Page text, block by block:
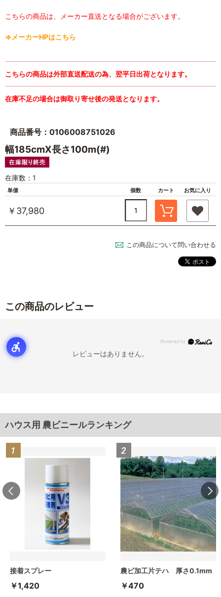
こちらの商品は、メーカー直送となる場合がございます。
⇒メーカーHPはこちら
こちらの商品は外部直送配送の為、翌平日出荷となります。
在庫不足の場合は御取り寄せ後の発送となります。
商品番号：0106008751026
幅185cmX長さ100m(#)
在庫数：1
単価 個数 カート お気に入り
￥37,980
この商品について問い合わせる
この商品のレビュー
レビューはありません。
ハウス用 農ビニールランキング
接着スプレー
￥1,420
農ビ加工片テハ 厚さ0.1mm
￥470